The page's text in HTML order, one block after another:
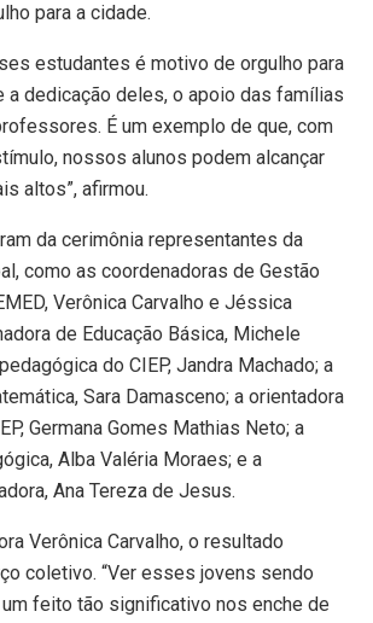
para a cidade.
estudantes é motivo de orgulho para
a dedicação deles, o apoio das famílias
É um exemplo de que, com
nossos alunos podem alcançar
altos”, afirmou.
da cerimônia representantes da
como as coordenadoras de Gestão
Verônica Carvalho e Jéssica
de Educação Básica, Michele
do CIEP, Jandra Machado; a
Sara Damasceno; a orientadora
Germana Gomes Mathias Neto; a
Alba Valéria Moraes; e a
Ana Tereza de Jesus.
Verônica Carvalho, o resultado
coletivo. “Ver esses jovens sendo
feito tão significativo nos enche de